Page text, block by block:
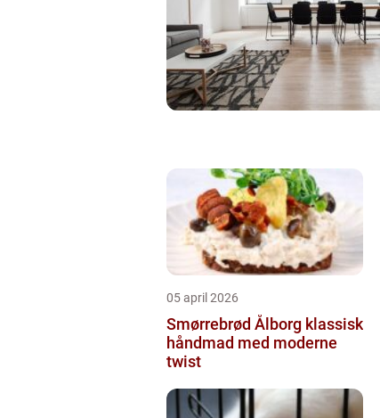
05 april 2026
Smørrebrød Ålborg klassisk
håndmad med moderne
twist